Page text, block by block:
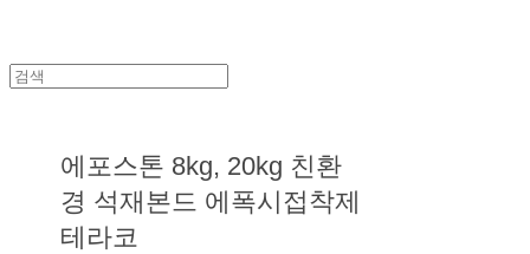
에포스톤 8kg, 20kg 친환
경 석재본드 에폭시접착제
테라코